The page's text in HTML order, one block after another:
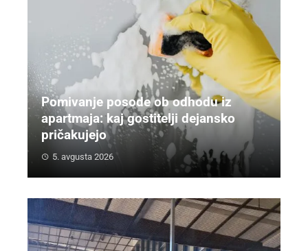
Pomivanje posode ob odhodu iz
apartmaja: kaj gostitelji dejansko
pričakujejo
5. avgusta 2026